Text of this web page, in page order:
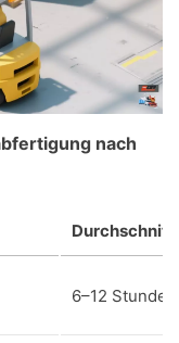
nach
6–12 Stunden